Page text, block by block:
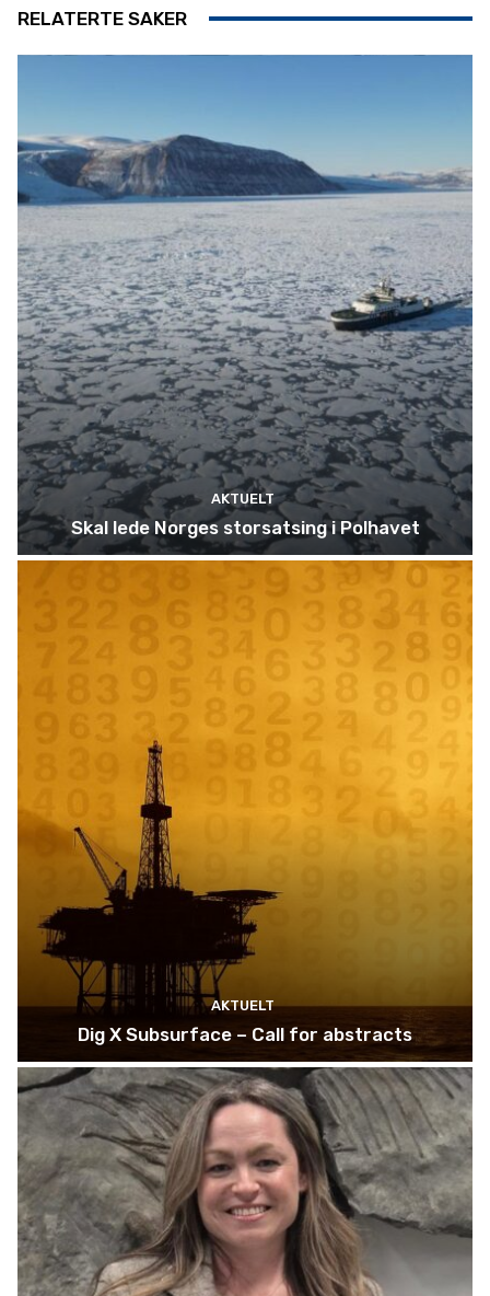
RELATERTE SAKER
AKTUELT
Skal lede Norges storsatsing i Polhavet
AKTUELT
Dig X Subsurface – Call for abstracts